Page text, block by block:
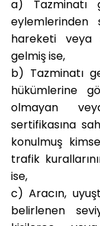
a) Tazminatı
hareketi veya
gelmiş ise,
b) Tazminatı
hükümlerine
olmayan
sertifikasına
konulmuş
trafik
ise,
c)Aracın,
belirlenen